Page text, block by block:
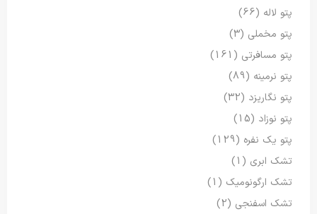
پتو لاله (66)
پتو مخملی (3)
پتو مسافرتی (161)
پتو نرمینه (89)
پتو نگاریزد (32)
پتو نوزاد (15)
پتو یک نفره (129)
تشک ابری (1)
تشک ارگونومیک (1)
تشک اسفنجی (2)